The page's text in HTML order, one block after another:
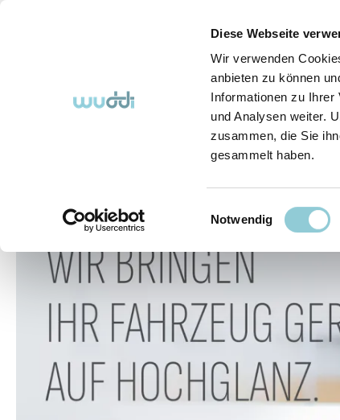
Diese Webseite
Wir verwenden
anbieten zu können
Informationen zu Ihrer
und Analysen weiter.
zusammen, die Sie
gesammelt haben.
Einwilligungsauswahl
Notwendig
Abo-Fahrzeuge So funktioniert's (FAQ) Über
Bildergalerie überspringen